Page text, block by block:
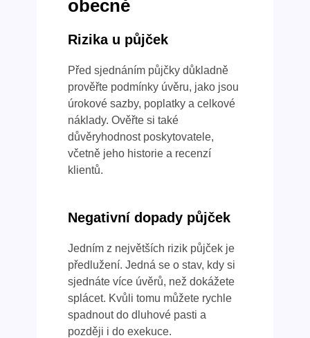
obecně
Rizika u půjček
Před sjednáním půjčky důkladně
prověřte podmínky úvěru, jako jsou
úrokové sazby, poplatky a celkové
náklady. Ověřte si také
důvěryhodnost poskytovatele,
včetně jeho historie a recenzí
klientů.
Negativní dopady půjček
Jedním z největších rizik půjček je
předlužení. Jedná se o stav, kdy si
sjednáte více úvěrů, než dokážete
splácet. Kvůli tomu můžete rychle
spadnout do dluhové pasti a
později i do exekuce.